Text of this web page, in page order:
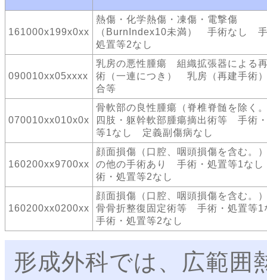
161000x199x0xx
熱傷・化学熱傷・凍傷・電撃傷
（BurnIndex10未満） 手術なし
処置等2なし
090010xx05xxxx
乳房の悪性腫瘍 組織拡張器による
術（一連につき） 乳房（再建手術
合等
070010xx010x0x
骨軟部の良性腫瘍（脊椎脊髄を除
四肢・躯幹軟部腫瘍摘出術等 手術
等1なし 定義副傷病なし
160200xx9700xx
顔面損傷（口腔、咽頭損傷を含む。
の他の手術あり 手術・処置等1な
術・処置等2なし
160200xx0200xx
顔面損傷（口腔、咽頭損傷を含む。
骨骨折整復固定術等 手術・処置
手術・処置等2なし
形成外科では、広範囲